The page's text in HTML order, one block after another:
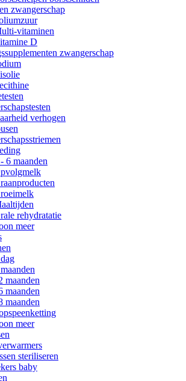
zwangerschap
vitaminen
D
zwangerschap
verhogen
6 maanden
rehydratatie
meer
maanden
maanden
maanden
meer
steriliseren
baby